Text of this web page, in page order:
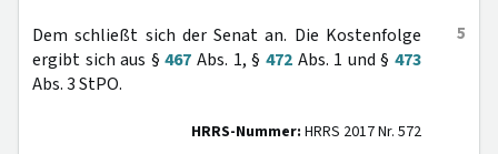
5
Dem schließt sich der Senat an. Die Kostenfolge
ergibt sich aus §467 Abs. 1, § 472Abs. 1 und §473
Abs. 3 StPO.
HRRS-Nummer: HRRS 2017 Nr. 572